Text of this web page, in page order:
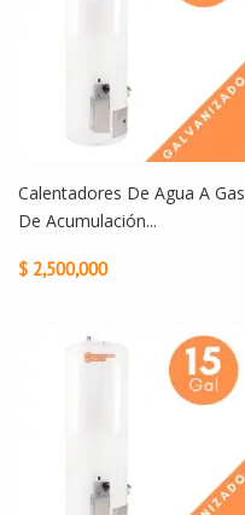
Calentadores De Agua A Gas
De Acumulación...
$ 2,500,000